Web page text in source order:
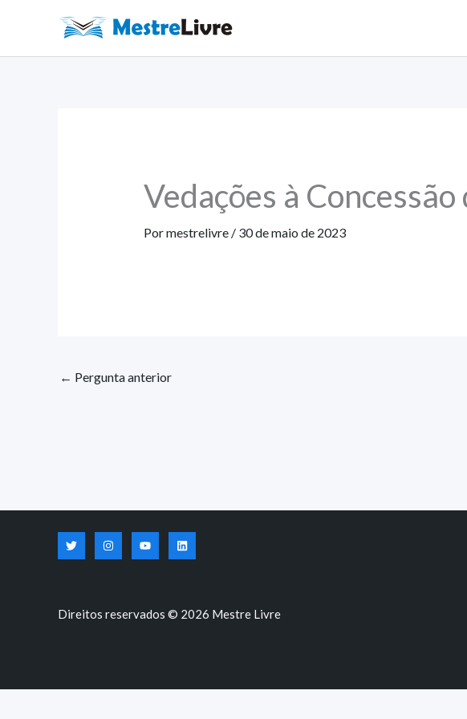
o
Vedações à
Pormestrelivre / 30 de maio de 2023
← Pergunta anterior
Direitos reservados © 2026 Mestre Livre